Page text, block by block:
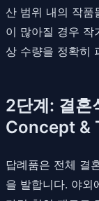
산 범위 내의 작품
이 많아질 경우 작
상 수량을 정확히
2단계: 결혼
Concept &
답례품은 전체 결
을 발합니다. 야외